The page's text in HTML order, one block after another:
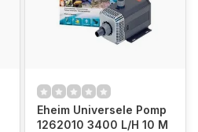
Eheim Universele Pomp
1262010 3400 L/H 10 M